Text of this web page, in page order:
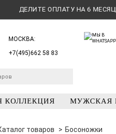
ОПЛАТУ НА 6 МЕСЯЦЕВ БЕЗ
МОСКВА:
+7(495)662 58 83
КОЛЛЕКЦИЯ МУЖСКАЯ
товаров Босоножки